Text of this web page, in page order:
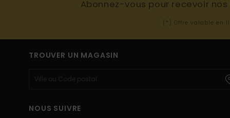
Abonnez-vous pour recevoir
(*) Offre valable en
TROUVER UN MAGASIN
NOUS SUIVRE